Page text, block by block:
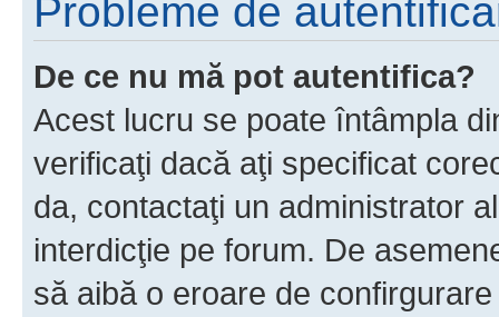
Probleme de
De ce nu mă pot autentifica?
Acest lucru se poate întâmpla
verificaţi dacă aţi specificat
da, contactaţi un administrator
interdicţie pe forum. De
să aibă o eroare de